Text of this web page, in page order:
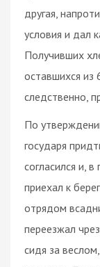
другая,
условия и дал
Получивших
оставшихся из
следственно,
По
государя
согласился и,
приехал к
отрядом
переезжал
сидя за